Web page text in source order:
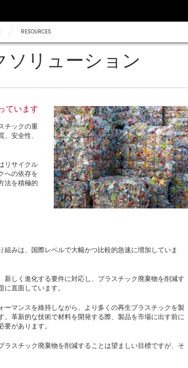
RESOURCES
ソリューション
ています
チックの重
安全性、
リサイクル
への依存を
法を積極的
みは、国際レベルで大幅かつ比較的急速に増加していま
しく進化する要件に対応し、プラスチック廃棄物を削減す
直面しています。
マンスを維持しながら、より多くの再生プラスチックを製
革新的な技術で材料を開発する際、製品を市場に出す前に
があります。
スチック廃棄物を削減することは望ましい目標ですが、そ